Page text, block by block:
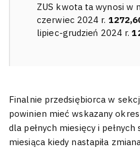
ZUS kwota ta wynosi w
czerwiec 2024 r.
lipiec-grudzień 2024 r.
Finalnie przedsiębiorca w
powinien mieć wskazany
dla pełnych miesięcy i
miesiąca kiedy nastapiła